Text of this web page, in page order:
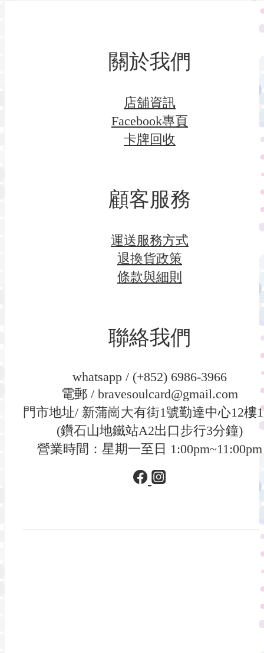
關於我們
店舖資訊
Facebook專頁
卡牌回收
顧客服務
運送服務方式
退換貨政策
條款與細則
聯絡我們
whatsapp / (+852) 6986-3966
電郵 / bravesoulcard@gmail.com
門市地址/ 新蒲崗大有街1號勤達中心12樓
(鑽石山地鐵站A2出口步行3分鐘)
營業時間：星期一至日 1:00pm~11:00pm